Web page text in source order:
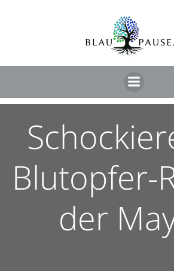
Blutopfer-
der